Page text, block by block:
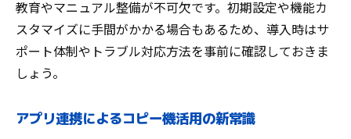
教育やマニュアル整備が不可欠です。初期設定や機能カ
スタマイズに手間がかかる場合もあるため、導入時はサ
ポート体制やトラブル対応方法を事前に確認しておきま
しょう。
アプリ連携によるコピー機活用の新常識